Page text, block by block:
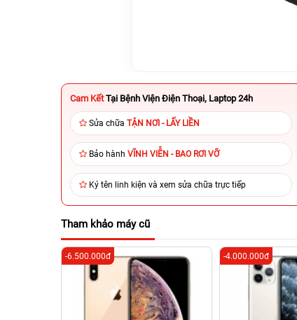
Cam Kết Tại Bệnh Viện Điện Thoại, Laptop 24h
Sửa chữa TẬN NƠI - LẤY LIỀN
Bảo hành VĨNH VIỄN - BAO RƠI VỠ
Ký tên linh kiện và xem sửa chữa trực tiếp
Tham khảo máy cũ
-6.500.000đ -4.000.000đ